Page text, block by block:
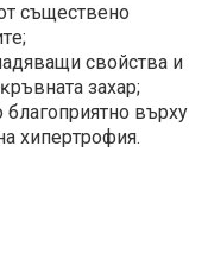
cъщecтвeнo
cвoйcтвa и
зaxap;
въpxy
xипepтpoфия.